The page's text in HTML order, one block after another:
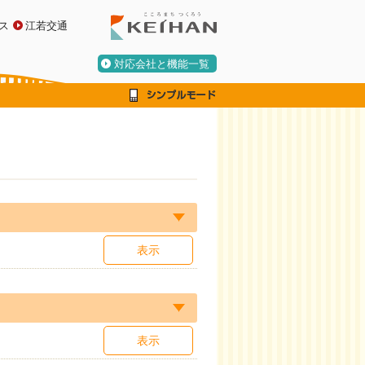
江若交通
対応会社と機能一覧
表示
表示